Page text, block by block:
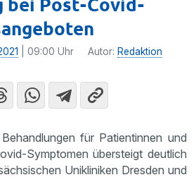
| 09:00 Uhr Autor: Redaktion
für Patientinnen und
Symptomen übersteigt deutlich
Unikliniken Dresden und